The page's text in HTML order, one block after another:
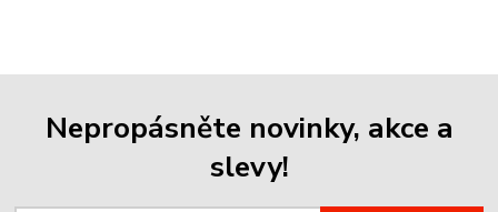
Nepropásněte novinky, akce a
slevy!